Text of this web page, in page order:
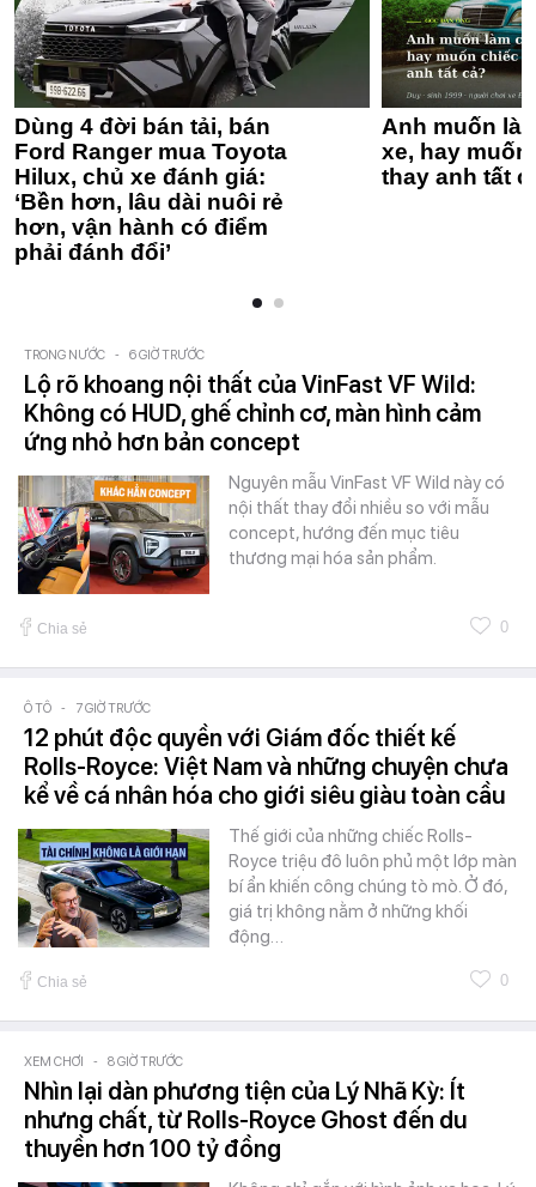
Dùng 4 đời bán tải, bán
Ford Ranger mua Toyota
Hilux, chủ xe đánh giá:
‘Bền hơn, lâu dài nuôi rẻ
hơn, vận hành có điểm
phải đánh đổi’
Anh muốn
xe, hay
thay anh tất
TRONG NƯỚC - 6 GIỜ TRƯỚC
Lộ rõ khoang nội thất của VinFast VF Wild:
Không có HUD, ghế chỉnh cơ, màn hình cảm
ứng nhỏ hơn bản concept
Nguyên mẫu VinFast VF Wild này có
nội thất thay đổi nhiều so với mẫu
concept, hướng đến mục tiêu
thương mại hóa sản phẩm.
Chia sẻ 0
Ô TÔ - 7 GIỜ TRƯỚC
12 phút độc quyền với Giám đốc thiết kế
Rolls-Royce: Việt Nam và những chuyện chưa
kể về cá nhân hóa cho giới siêu giàu toàn cầu
Thế giới của những chiếc Rolls-
Royce triệu đô luôn phủ một lớp màn
bí ẩn khiến công chúng tò mò. Ở đó,
giá trị không nằm ở những khối
động…
Chia sẻ 0
XEM CHƠI - 8 GIỜ TRƯỚC
Nhìn lại dàn phương tiện của Lý Nhã Kỳ: Ít
nhưng chất, từ Rolls-Royce Ghost đến du
thuyền hơn 100 tỷ đồng